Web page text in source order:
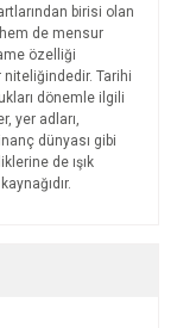
birisi olan
de mensur
özelliği
niteliğindedir. Tarihi
dönemle ilgili
yer adları,
dünyası gibi
de ışık